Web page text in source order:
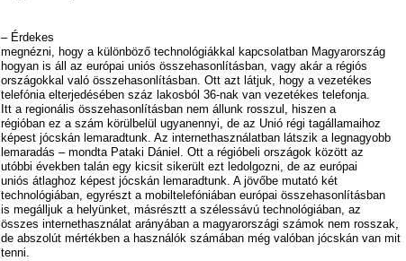
– Érdekes
megnézni, hogy a különböző technológiákkal kapcsolatban Magyarország
hogyan is áll az európai uniós összehasonlításban, vagy akár a régiós
országokkal való összehasonlításban. Ott azt látjuk, hogy a vezetékes
telefónia elterjedésében száz lakosból 36-nak van vezetékes telefonja.
Itt a regionális összehasonlításban nem állunk rosszul, hiszen a
régióban ez a szám körülbelül ugyanennyi, de az Unió régi tagállamaihoz
képest jócskán lemaradtunk. Az internethasználatban látszik a legnagyobb
lemaradás – mondta Pataki Dániel. Ott a régióbeli országok között az
utóbbi években talán egy kicsit sikerült ezt ledolgozni, de az európai
uniós átlaghoz képest jócskán lemaradtunk. A jövőbe mutató két
technológiában, egyrészt a mobiltelefóniában európai összehasonlításban
is megálljuk a helyünket, másrésztt a szélessávú technológiában, az
összes internethasználat arányában a magyarországi számok nem rosszak,
de abszolút mértékben a használók számában még valóban jócskán van mit
tenni.